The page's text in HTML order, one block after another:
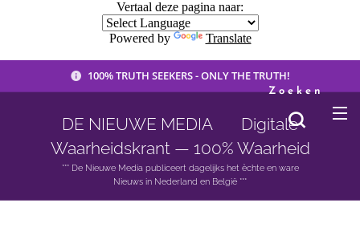
Vertaal deze pagina naar:
Powered by Translate
100% TRUTH SEEKERS - ONLY THE TRUTH!
DE NIEUWE MEDIA 🟣 Digitale
Waarheidskrant — 100% Waarheid
*** De Nieuwe Media publiceert dagelijks het èchte en ware
Nieuws in Nederland en België ***
Zoeken